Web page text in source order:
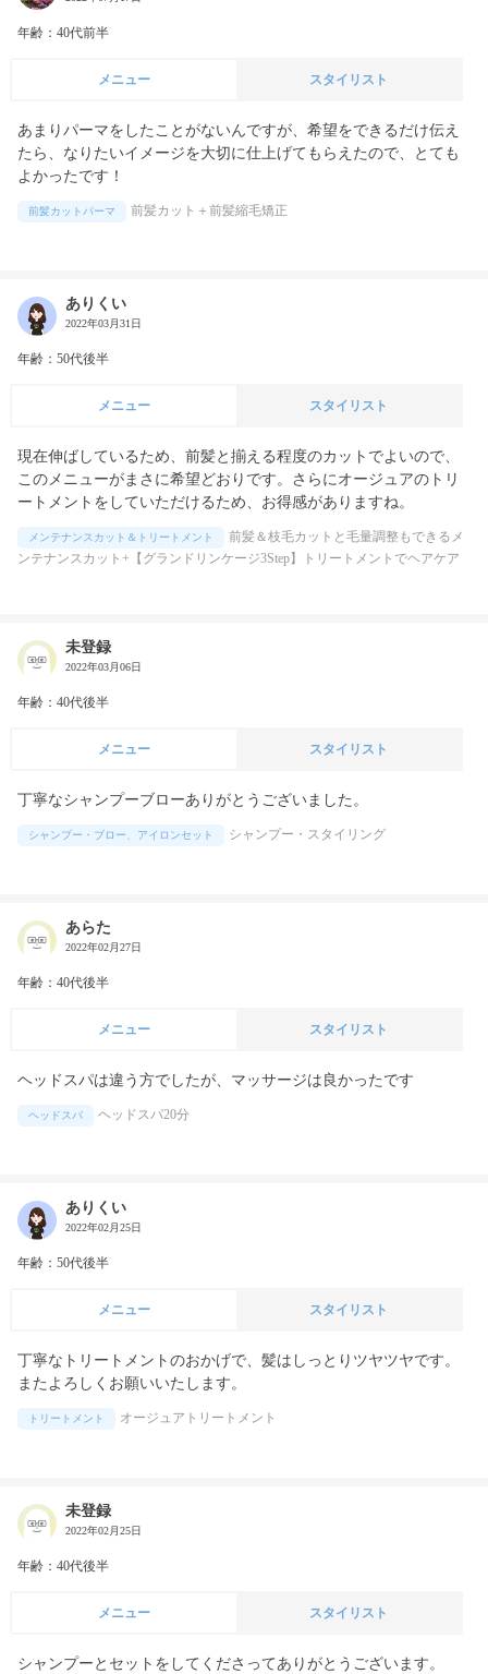
年齢：40代前半
メニュー スタイリスト
あまりパーマをしたことがないんですが、希望をできるだけ伝え
たら、なりたいイメージを大切に仕上げてもらえたので、とても
よかったです！
前髪カットパーマ 前髪カット＋前髪縮毛矯正
ありくい
2022年03月31日
年齢：50代後半
メニュー スタイリスト
現在伸ばしているため、前髪と揃える程度のカットでよいので、
このメニューがまさに希望どおりです。さらにオージュアのトリ
ートメントをしていただけるため、お得感がありますね。
メンテナンスカット＆トリートメント
前髪＆枝毛カットと毛量調整もできるメ
ンテナンスカット+【グランドリンケージ3Step】トリートメントでヘアケア
未登録
2022年03月06日
年齢：40代後半
メニュー スタイリスト
丁寧なシャンプーブローありがとうございました。
シャンプー・ブロー、アイロンセット シャンプー・スタイリング
あらた
2022年02月27日
年齢：40代後半
メニュー スタイリスト
ヘッドスパは違う方でしたが、マッサージは良かったです
ヘッドスパ ヘッドスパ20分
ありくい
2022年02月25日
年齢：50代後半
メニュー スタイリスト
丁寧なトリートメントのおかげで、髪はしっとりツヤツヤです。
またよろしくお願いいたします。
トリートメント オージュアトリートメント
未登録
2022年02月25日
年齢：40代後半
メニュー スタイリスト
シャンプーとセットをしてくださってありがとうございます。